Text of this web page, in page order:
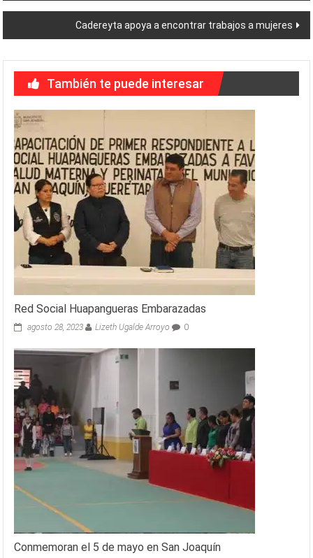
de
entradasCadereyta apoya a encontrar trabajos a mujeres
También te puede interesar
Red Social Huapangueras Embarazadas
agosto 28, 2023 Lizeth Ugalde Arroyo 0
Conmemoran el 5 de mayo en San Joaquín